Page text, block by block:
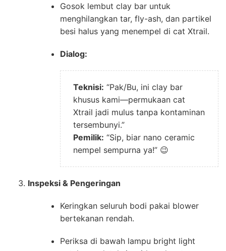
Gosok lembut clay bar untuk
menghilangkan tar, fly-ash, dan partikel
besi halus yang menempel di cat Xtrail.
Dialog:
Teknisi: “Pak/Bu, ini clay bar
khusus kami—permukaan cat
Xtrail jadi mulus tanpa kontaminan
tersembunyi.”
Pemilik: “Sip, biar nano ceramic
nempel sempurna ya!” 😉
Inspeksi & Pengeringan
Keringkan seluruh bodi pakai blower
bertekanan rendah.
Periksa di bawah lampu bright light